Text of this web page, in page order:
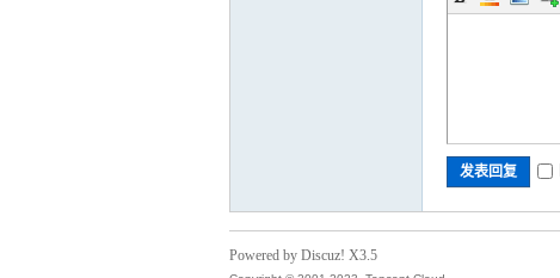
发表回复
Powered by Discuz! X3.5